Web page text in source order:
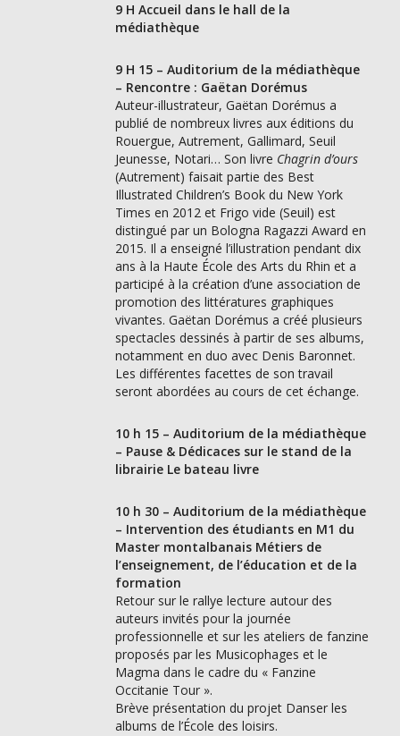
9 H Accueil dans le hall de la
médiathèque
9 H 15 – Auditorium de la médiathèque
– Rencontre : Gaëtan Dorémus
Auteur-illustrateur, Gaëtan Dorémus a
publié de nombreux livres aux éditions du
Rouergue, Autrement, Gallimard, Seuil
Jeunesse, Notari… Son livre Chagrin d’ours
(Autrement) faisait partie des Best
Illustrated Children’s Book du New York
Times en 2012 et Frigo vide (Seuil) est
distingué par un Bologna Ragazzi Award en
2015. Il a enseigné l’illustration pendant dix
ans à la Haute École des Arts du Rhin et a
participé à la création d’une association de
promotion des littératures graphiques
vivantes. Gaëtan Dorémus a créé plusieurs
spectacles dessinés à partir de ses albums,
notamment en duo avec Denis Baronnet.
Les différentes facettes de son travail
seront abordées au cours de cet échange.
10 h 15 – Auditorium de la médiathèque
– Pause & Dédicaces sur le stand de la
librairie Le bateau livre
10 h 30 – Auditorium de la médiathèque
– Intervention des étudiants en M1 du
Master montalbanais Métiers de
l’enseignement, de l’éducation et de la
formation
Retour sur le rallye lecture autour des
auteurs invités pour la journée
professionnelle et sur les ateliers de fanzine
proposés par les Musicophages et le
Magma dans le cadre du « Fanzine
Occitanie Tour ».
Brève présentation du projet Danser les
albums de l’École des loisirs.